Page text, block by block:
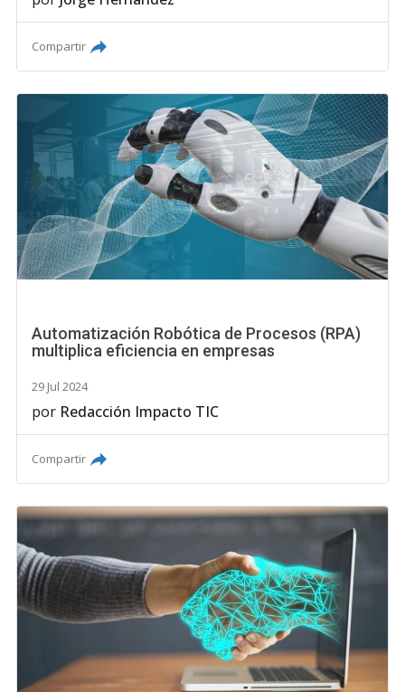
Compartir
Automatización Robótica de Procesos (RPA)
multiplica eficiencia en empresas
29 Jul 2024
por Redacción Impacto TIC
Compartir